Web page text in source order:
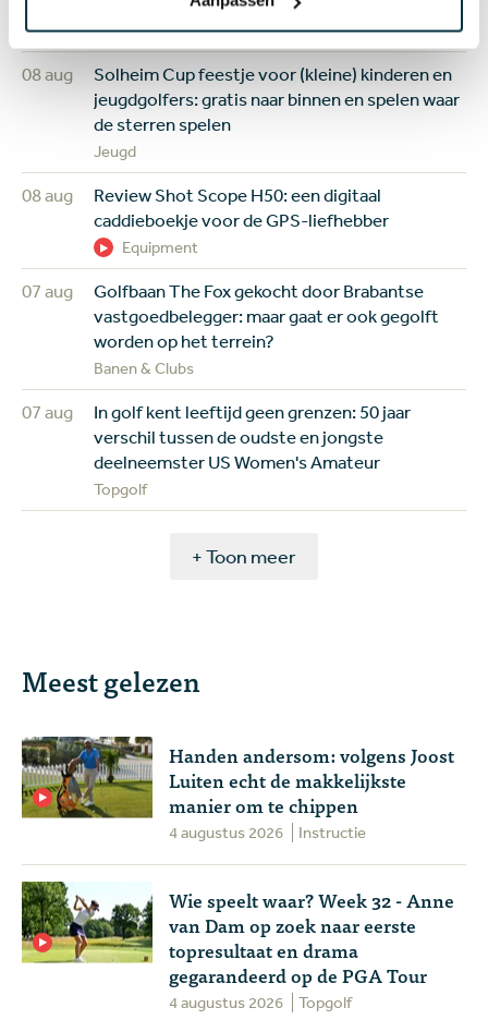
De baan op
08 aug
Solheim Cup feestje voor (kleine) kinderen en
jeugdgolfers: gratis naar binnen en spelen waar
de sterren spelen
Jeugd
08 aug
Review Shot Scope H50: een digitaal
caddieboekje voor de GPS-liefhebber
Equipment
07 aug
Golfbaan The Fox gekocht door Brabantse
vastgoedbelegger: maar gaat er ook gegolft
worden op het terrein?
Banen & Clubs
07 aug
In golf kent leeftijd geen grenzen: 50 jaar
verschil tussen de oudste en jongste
deelneemster US Women's Amateur
Topgolf
+ Toon meer
Meest gelezen
Handen andersom: volgens Joost
Luiten echt de makkelijkste
manier om te chippen
4 augustus 2026 Instructie
Wie speelt waar? Week 32 - Anne
van Dam op zoek naar eerste
topresultaat en drama
gegarandeerd op de PGA Tour
4 augustus 2026 Topgolf